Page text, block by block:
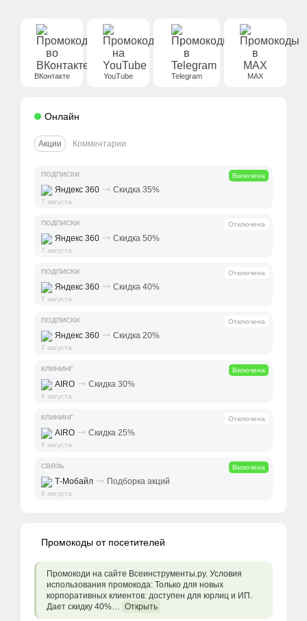
ВКонтакте YouTube Telegram MAX
Онлайн
Акции Комментарии
ПОДПИСКИ Включена
Яндекс 360 ⤑ Скидка 35%
7 августа
ПОДПИСКИ Отключена
Яндекс 360 ⤑ Скидка 50%
7 августа
ПОДПИСКИ Отключена
Яндекс 360 ⤑ Скидка 40%
7 августа
ПОДПИСКИ Отключена
Яндекс 360 ⤑ Скидка 20%
7 августа
КЛИНИНГ Включена
AIRO ⤑ Скидка 30%
6 августа
КЛИНИНГ Отключена
AIRO ⤑ Скидка 25%
6 августа
СВЯЗЬ Включена
Т-Мобайл ⤑ Подборка акций
6 августа
Промокоды от посетителей
Промокоди на сайте Всеинструменты.ру. Условия
использования промокода: Только для новых
корпоративных клиентов: доступен для юрлиц и ИП.
Дает скидку 40%… Открыть